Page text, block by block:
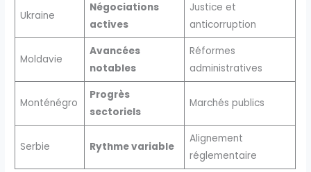
Ukraine
Négociations
actives
Justice et
anticorruption
Moldavie
Avancées
notables
Réformes
administratives
Monténégro
Progrès
sectoriels
Marchés publics
Serbie Rythme variable
Alignement
réglementaire